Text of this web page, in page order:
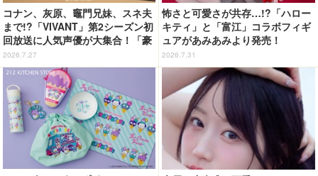
コナン、灰原、竈門兄妹、スネ夫
まで!?「VIVANT」第2シーズン初
回放送に人気声優が大集合！「豪
華すぎる」花江夏樹＆鬼頭明里＆
関智一＆高山みなみら出演
2026.7.27
怖さと可愛さが共存…!?「ハロー
キティ」と「富江」コラボフィギ
ュアがあみあみより発売！
2026.7.31